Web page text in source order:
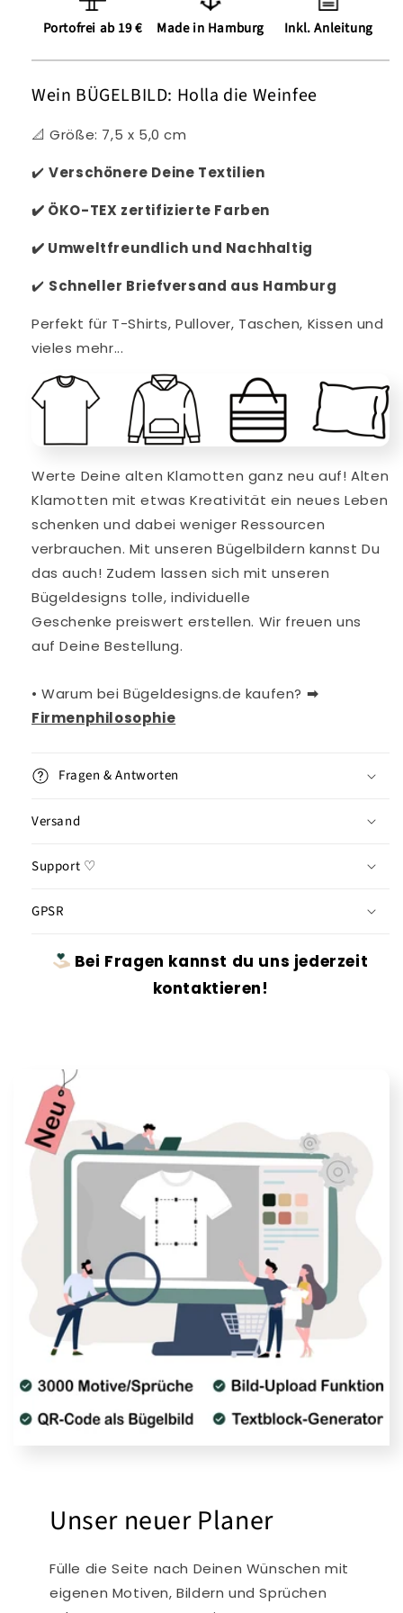
Portofrei ab 19 € Made in Hamburg Inkl. Anleitung
Wein BÜGELBILD: Holla die Weinfee
📐 Größe: 7,5 x 5,0 cm
✔️ Verschönere Deine Textilien
✔️ ÖKO-TEX zertifizierte Farben
✔️ Umweltfreundlich und Nachhaltig
✔️ Schneller Briefversand aus Hamburg
Perfekt für T-Shirts, Pullover, Taschen, Kissen und
vieles mehr...
Werte Deine alten Klamotten ganz neu auf! Alten
Klamotten mit etwas Kreativität ein neues Leben
schenken und dabei weniger Ressourcen
verbrauchen. MitunserenBügelbildern kannst Du
das auch! Zudem lassen sich mit unseren
Bügeldesigns tolle, individuelle
Geschenke preiswert erstellen. Wir freuen uns
auf Deine Bestellung.
• Warum bei Bügeldesigns.de kaufen? ➡︎
Firmenphilosophie
Fragen & Antworten
Versand
Support ♡
GPSR
Bei Fragen kannst du uns jederzeit
kontaktieren!
Unser neuer Planer
Fülle die Seite nach Deinen Wünschen mit
eigenen Motiven, Bildern und Sprüchen